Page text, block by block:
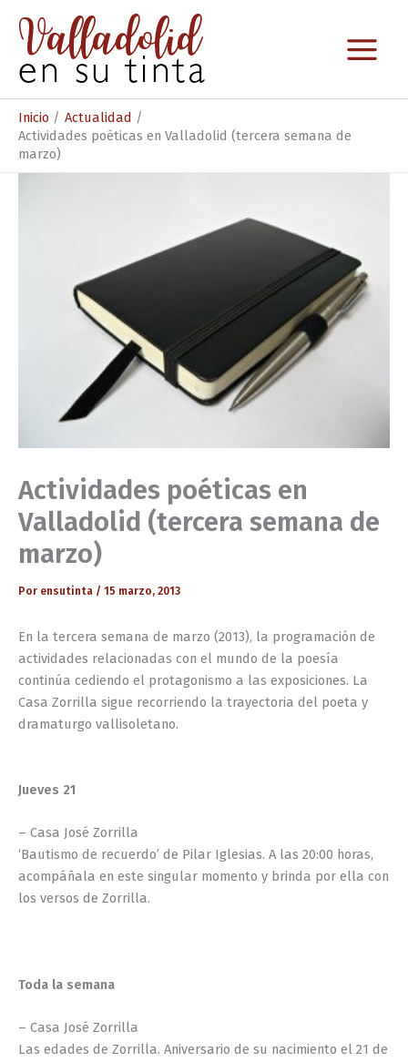
contenido
Inicio
Actualidad
Actividades poéticas en Valladolid (tercera semana de
marzo)
Actividades poéticas en
Valladolid (tercera semana de
marzo)
Por ensutinta / 15 marzo, 2013
En la tercera semana de marzo (2013), la programación de
actividades relacionadas con el mundo de la poesía
continúa cediendo el protagonismo a las exposiciones. La
Casa Zorrilla sigue recorriendo la trayectoria del poeta y
dramaturgo vallisoletano.
Jueves 21
– Casa José Zorrilla
‘Bautismo de recuerdo’ de Pilar Iglesias. A las 20:00 horas,
acompáñala en este singular momento y brinda por ella con
los versos de Zorrilla.
Toda la semana
– Casa José Zorrilla
Las edades de Zorrilla. Aniversario de su nacimiento el 21 de